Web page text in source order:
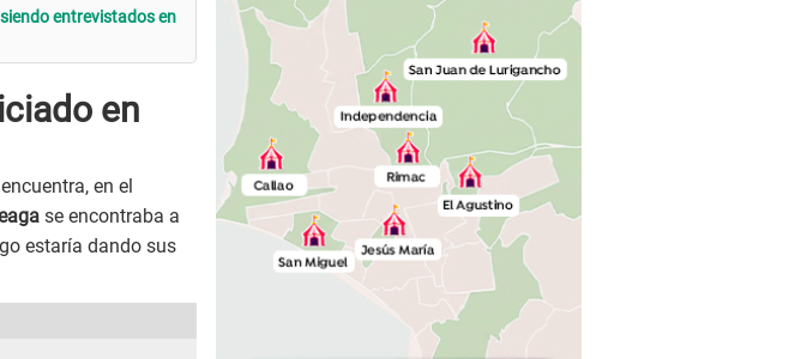
entrevistados en
en
en el
se encontraba a
estaría dando sus